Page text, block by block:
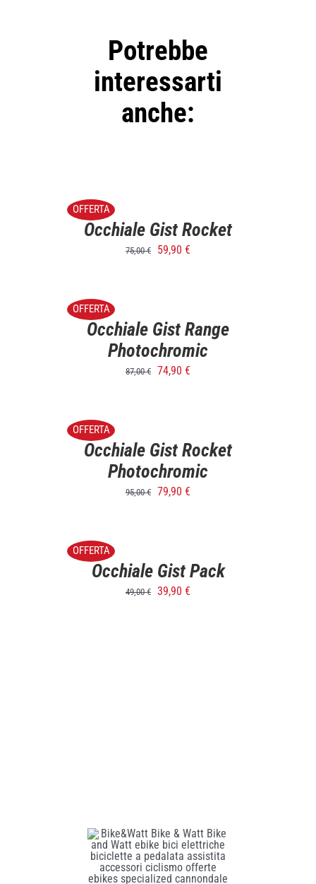
Potrebbe
interessarti
anche:
OFFERTA
DETTAGLIOcchiale Gist Rocket
75,00€ 59,90 €
OFFERTA
DETTAGLIOcchiale Gist Range
Photochromic
87,00€ 74,90 €
OFFERTA
DETTAGLIOcchiale Gist Rocket
Photochromic
95,00€ 79,90 €
OFFERTA
DETTAGLIOcchiale Gist Pack
49,00€ 39,90 €